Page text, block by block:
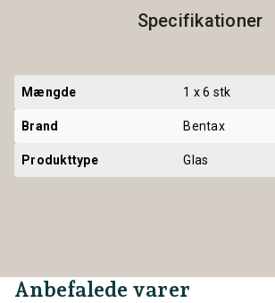
Specifikationer
Mængde 1 x 6 stk
Brand Bentax
Produkttype Glas
Anbefalede varer